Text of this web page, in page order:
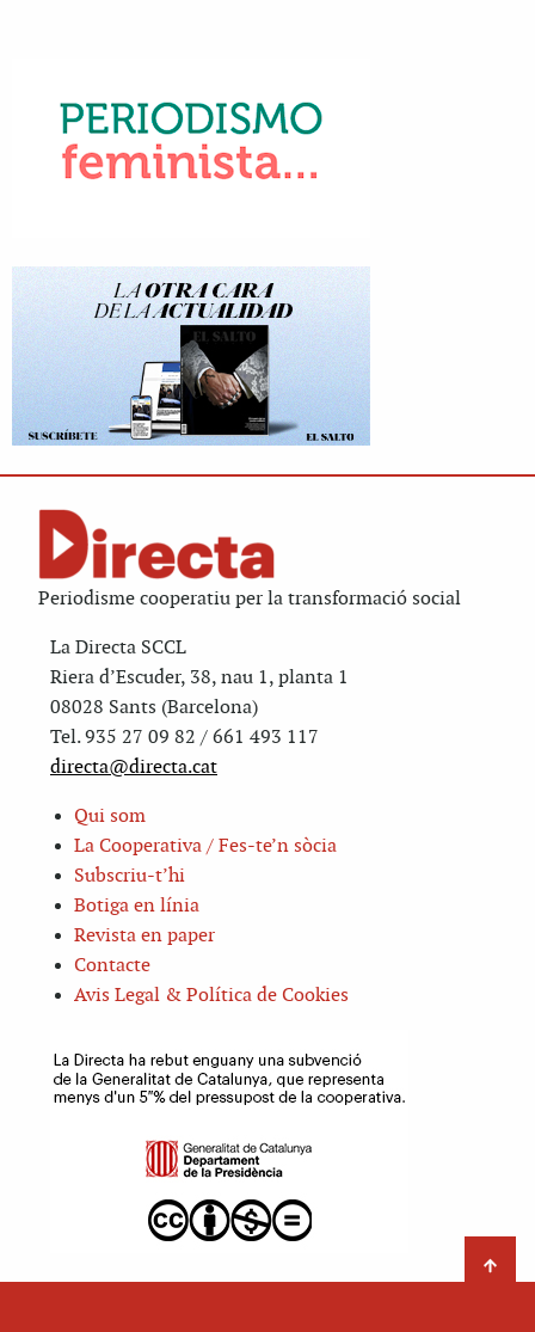
Periodisme cooperatiu per la transformació social
La Directa SCCL
Riera d’Escuder, 38, nau 1, planta 1
08028 Sants (Barcelona)
Tel. 935 27 09 82 / 661 493 117
directa@directa.cat
Qui som
La Cooperativa / Fes-te’n sòcia
Subscriu-t’hi
Botiga en línia
Revista en paper
Contacte
Avis Legal & Política de Cookies